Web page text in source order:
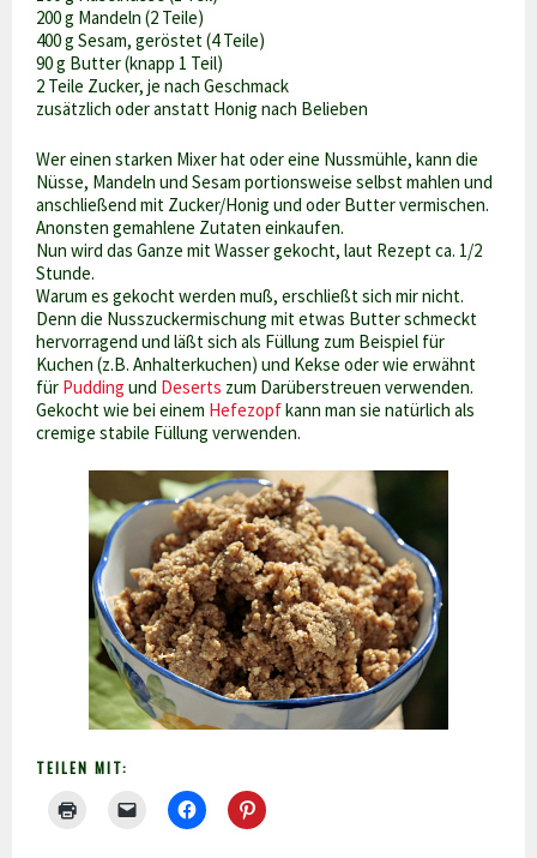
200 g Mandeln (2 Teile)
400 g Sesam, geröstet (4 Teile)
90 g Butter (knapp 1 Teil)
2 Teile Zucker, je nach Geschmack
zusätzlich oder anstatt Honig nach Belieben
Wer einen starken Mixer hat oder eine Nussmühle, kann die
Nüsse, Mandeln und Sesam portionsweise selbst mahlen und
anschließend mit Zucker/Honig und oder Butter vermischen.
Anonsten gemahlene Zutaten einkaufen.
Nun wird das Ganze mit Wasser gekocht, laut Rezept ca. 1/2
Stunde.
Warum es gekocht werden muß, erschließt sich mir nicht.
Denn die Nusszuckermischung mit etwas Butter schmeckt
hervorragend und läßt sich als Füllung zum Beispiel für
Kuchen (z.B. Anhalterkuchen) und Kekse oder wie erwähnt
für Pudding und Deserts zum Darüberstreuen verwenden.
Gekocht wie bei einem Hefezopfkann man sie natürlich als
cremige stabile Füllung verwenden.
TEILEN MIT: